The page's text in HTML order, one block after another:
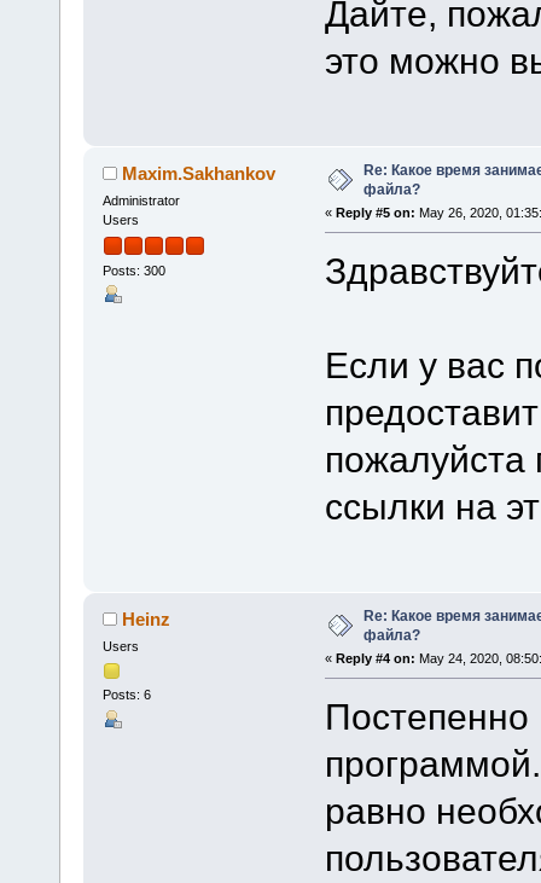
Дайте,
это можно
Maxim.Sakhankov
Administrator
Users
Posts: 300
Re: Какое время
файла?
« Reply #5 on: May 26, 2020,
Если у вас
пожалуйста
ссылки на
Heinz
Users
Posts: 6
Re: Какое время
файла?
« Reply #4 on: May 24, 2020,
Постепенно
равно